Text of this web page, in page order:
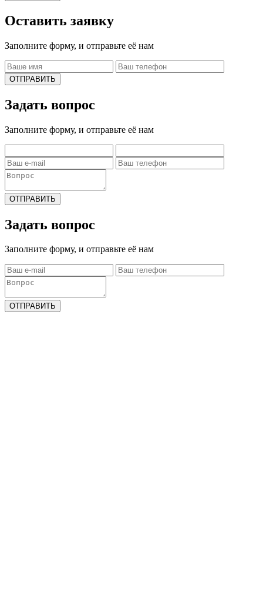
Оставить заявку
Заполните форму, и отправьте её нам
ОТПРАВИТЬ
Задать вопрос
Заполните форму, и отправьте её нам
ОТПРАВИТЬ
Задать вопрос
Заполните форму, и отправьте её нам
ОТПРАВИТЬ